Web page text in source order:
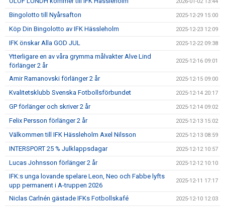
2026-01-02 13:44
Bingolotto till Nyårsafton 2025-12-29 15:00
Köp Din Bingolotto av IFK Hässleholm 2025-12-23 12:09
IFK önskar Alla GOD JUL 2025-12-22 09:38
Ytterligare en av våra grymma målvakter Alve Lind
förlänger 2 år
2025-12-16 09:01
Amir Ramanovski förlänger 2 år 2025-12-15 09:00
Kvalitetsklubb Svenska Fotbollsförbundet 2025-12-14 20:17
GP förlänger och skriver 2 år 2025-12-14 09:02
Felix Persson förlänger 2 år 2025-12-13 15:02
Välkommen till IFK Hässleholm Axel Nilsson 2025-12-13 08:59
INTERSPORT 25 % Julklappsdagar 2025-12-12 10:57
Lucas Johnsson förlänger 2 år 2025-12-12 10:10
IFK:s unga lovande spelare Leon, Neo och Fabbe lyfts
upp permanent i A-truppen 2026
2025-12-11 17:17
Niclas Carlnén gästade IFKs Fotbollskafé 2025-12-10 12:03